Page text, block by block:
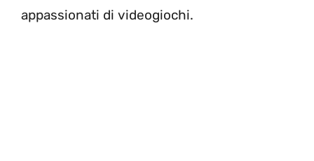
appassionati di videogiochi.